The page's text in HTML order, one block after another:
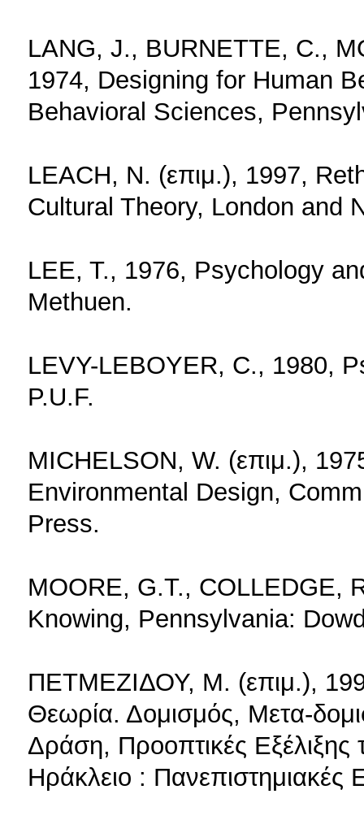
LANG, J., BURNETTE, C.,
1974, Designing for Human
Behavioral Sciences,
LEACH, N. (επιμ.), 1997,
Cultural Theory, London and
LEE, T., 1976, Psychology
Methuen.
LEVY-LEBOYER, C., 1980,
P.U.F.
MICHELSON, W. (επιμ.),
Environmental Design,
Press.
MOORE, G.T., COLLEDGE,
Knowing, Pennsylvania:
ΠΕΤΜΕΖΙΔΟΥ, Μ. (επιμ.),
Θεωρία. Δομισμός, Μετα-
Δράση, Προοπτικές Εξέλιξης
Ηράκλειο : Πανεπιστημιακές